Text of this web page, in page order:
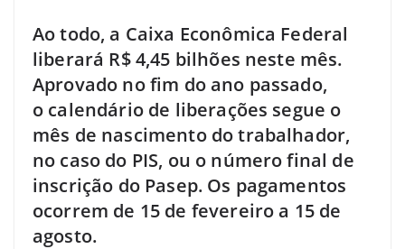
Ao todo, a Caixa Econômica Federal
liberará R$ 4,45 bilhões neste mês.
Aprovado no fim do ano passado,
o calendário de liberações segue o
mês de nascimento do trabalhador,
no caso do PIS, ou o número final de
inscrição do Pasep. Os pagamentos
ocorrem de 15 de fevereiro a 15 de
agosto.